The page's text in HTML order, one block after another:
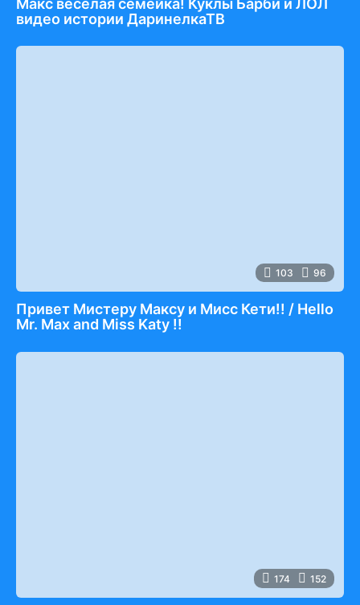
Макс веселая семейка! Куклы Барби и ЛОЛ
видео истории ДаринелкаТВ
103 96
Привет Мистеру Максу и Мисс Кети!! / Hello
Mr. Max and Miss Katy !!
174 152